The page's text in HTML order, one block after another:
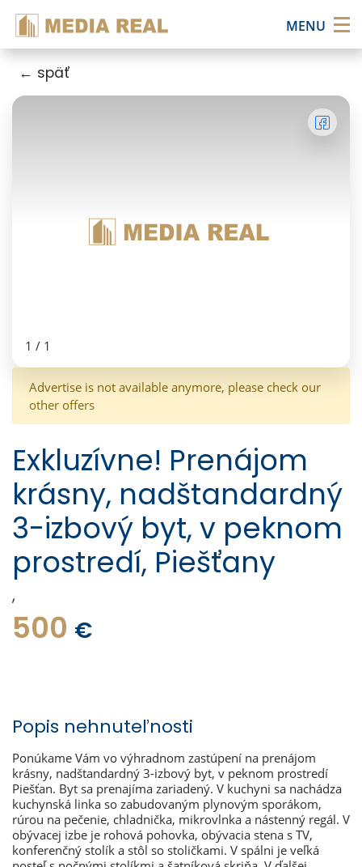
MENU×
← späť
1 / 1
Advertise is not available anymore, please check our
other offers
Exkluzívne! Prenájom
krásny, nadštandardný
3-izbový byt, v peknom
prostredí, Piešťany
,
500 €
Popis nehnuteľnosti
Ponúkame Vám vo výhradnom zastúpení na prenájom
krásny, nadštandardný 3-izbový byt, v peknom prostredí
Piešťan. Byt sa prenajíma zariadený. V kuchyni sa nachádza
kuchynská linka so zabudovaným plynovým sporákom,
rúrou na pečenie, chladnička, mikrovlnka a nástenný regál. V
obývacej izbe je rohová pohovka, obývacia stena s TV,
konferenčný stolík a stôl so stoličkami. V spálni je veľká